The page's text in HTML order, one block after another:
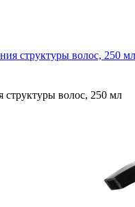
структуры волос, 250 мл
структуры волос, 250 мл